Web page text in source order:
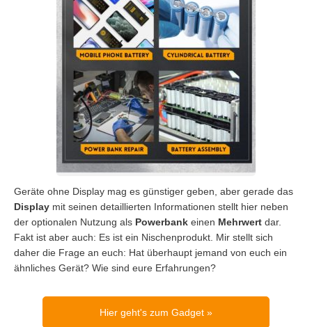
Geräte ohne Display mag es günstiger geben, aber gerade das
Display mit seinen detaillierten Informationen stellt hier neben
der optionalen Nutzung als Powerbank einen Mehrwert dar.
Fakt ist aber auch: Es ist ein Nischenprodukt. Mir stellt sich
daher die Frage an euch: Hat überhaupt jemand von euch ein
ähnliches Gerät? Wie sind eure Erfahrungen?
Hier geht's zum Gadget